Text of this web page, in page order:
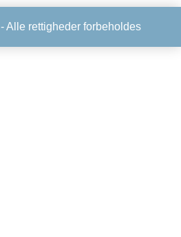
- Alle rettigheder forbeholdes